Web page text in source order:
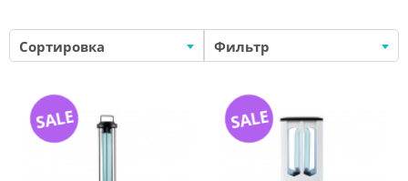
Сортировка Фильтр
SALE SALE